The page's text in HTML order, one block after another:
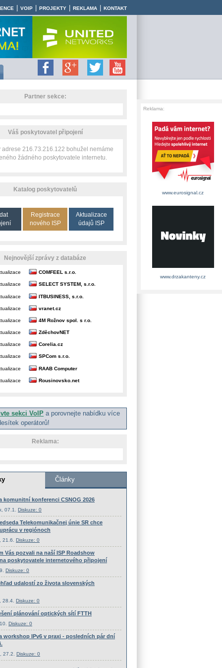
VOIP PROJEKTY REKLAMA KONTAKT
Partner sekce:
Váš poskytovatel připojení
adrese 216.73.216.122 bohužel nemáme
žádného poskytovatele internetu.
Katalog poskytovatelů
Registrace
nového ISP
Aktualizace
údajů ISP
Nejnovější zprávy z databáze
COMFEEL s.r.o.
SELECT SYSTEM, s.r.o.
ITBUSINESS, s.r.o.
vranet.cz
4M Rožnov spol. s r.o.
ZděchovNET
Corelia.cz
SPCom s.r.o.
RAAB Computer
Rousinovsko.net
sekci VoIP a porovnejte nabídku více
operátorů!
Reklama:
Reklama:
www.eurosignal.cz
www.drzakanteny.cz